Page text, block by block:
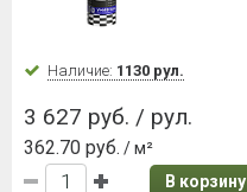
Наличие: 1130 рул.
3 627 руб. / рул.
362.70 руб. / м²
В корзину